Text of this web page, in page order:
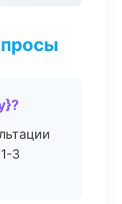
3